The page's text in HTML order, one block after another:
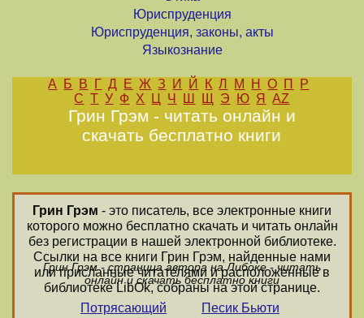
Юриспруденция
Юриспруденция, законы, акты
Языкознание
А Б В Г Д Е Ж З И Й К Л М Н О П
Р
С Т У Ф Х Ц Ч Ш Щ Э Ю Я AZ
Грин Грэм - читать онлайн и
скачать бесплатно книги
Грин Грэм - это писатель, все электронные книги
которого можно бесплатно скачать и читать онлайн
без регистрации в нашей электронной библиотеке.
Ссылки на все книги Грин Грэм, найденные нами
или присланные читателями и расположенные в
библиотеке LibOk, собраны на этой странице.
Грин Грэм - страница автора на Либоке - читать
онлайн и скачать бесплатно книги
Потрясающий
Песик Бьюти